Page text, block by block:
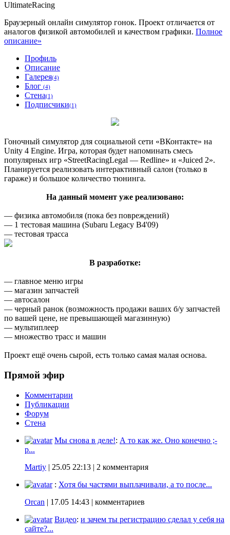
UltimateRacing
Браузерный онлайн симулятор гонок. Проект отличается от
аналогов физикой автомобилей и качеством графики. Полное
описание»
Профиль
Описание
Галерея(4)
Блог (4)
Стена(1)
Подписчики(1)
Гоночный симулятор для социальной сети «ВКонтакте» на
Unity 4 Engine. Игра, которая будет напоминать смесь
популярных игр «StreetRacingLegal — Redline» и «Juiced 2».
Планируется реализовать интерактивный салон (только в
гараже) и большое количество тюнинга.
На данный момент уже реализовано:
— физика автомобиля (пока без повреждений)
— 1 тестовая машина (Subaru Legacy B4'09)
— тестовая трасса
В разработке:
— главное меню игры
— магазин запчастей
— автосалон
— черный ранок (возможность продажи ваших б/у запчастей
по вашей цене, не превышающей магазинную)
— мультиплеер
— множество трасс и машин
Проект ещё очень сырой, есть только самая малая основа.
Прямой эфир
Комментарии
Публикации
Форум
Стена
Мы снова в деле!: А то как же. Оно конечно ;-
p...
Martiy | 25.05 22:13 | 2 комментария
: Хотя бы частями выплачивали, а то после...
Orcan | 17.05 14:43 | комментариев
Видео: и зачем ты регистрацию сделал у себя на
сайте?...